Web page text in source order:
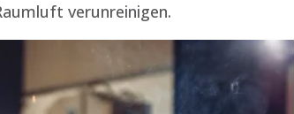
verunreinigen.